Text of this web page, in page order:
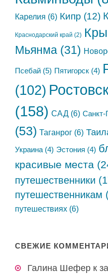
Карелия (6) Кипр (12)
Краснодарский край (2)
Мьянма (31)
Псебай (5) Пятигорск (4)
(102)
(158) САД (6) Санкт-
(53) Таганрог (6)
Украина (4) Эстония (4)
красивые места
путешественники
путешественникам
путешествиях (6)
СВЕЖИЕ
Галина Шефер к